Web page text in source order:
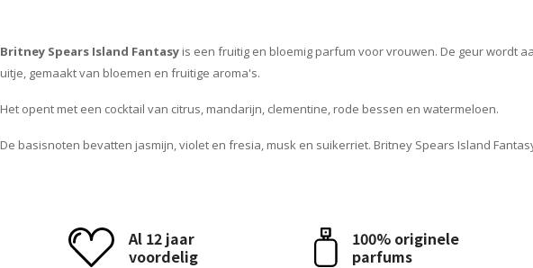
Britney Spears Island Fantasy is een fruitig en bloemig parfum voor vrouwen. De geur wordt
uitje, gemaakt van bloemen en fruitige aroma's.
Het opent met een cocktail van citrus, mandarijn, clementine, rode bessen en watermeloen.
De basisnoten bevatten jasmijn, violet en fresia, musk en suikerriet. Britney Spears Island
Al 12 jaar
voordelig
100% originele
parfums